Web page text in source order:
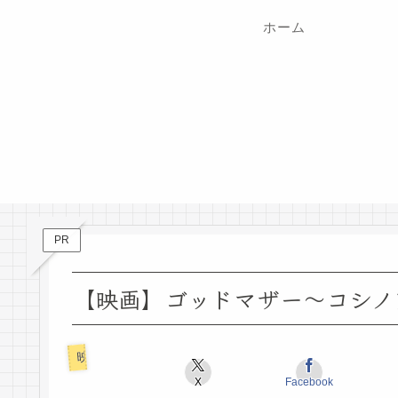
ホーム
PR
【映画】ゴッドマザー〜コシ
映画ロケ地
X Facebook